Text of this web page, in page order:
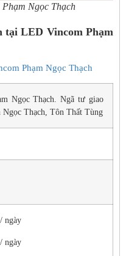
Ngọc Thạch
tại LED Vincom Phạm
Phạm Ngọc Thạch
Ngọc Thạch. Ngã tư giao
Ngọc Thạch, Tôn Thất Tùng
ngày
ngày